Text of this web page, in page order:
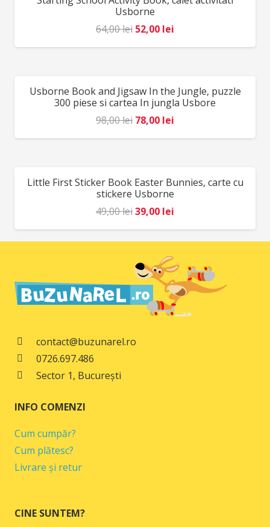
49,00 lei.
Usborne
64,00lei Prețul
inițial
64,00 lei.
52,00 lei
curent
REDUCERI!
Usborne Book and Jigsaw In the Jungle, puzzle
300 piese si cartea In jungla Usbore
98,00lei Prețul
inițial
98,00 lei.
78,00 lei
curent
REDUCERI!
Little First Sticker Book Easter Bunnies, carte cu
stickere Usborne
49,00leiPrețul
inițial
a
fost:
49,00 lei.
39,00 lei
curent
este:
39,00 lei.
contact@buzunarel.ro
0726.697.486
Sector 1, București
INFO COMENZI
Cum cumpăr?
Cum plătesc?
Livrare și retur
CINE SUNTEM?